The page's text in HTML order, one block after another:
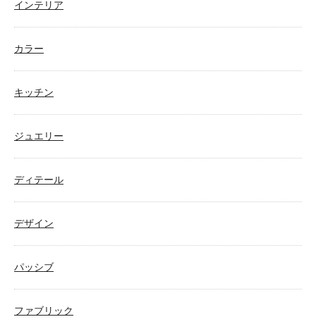
インテリア
カラー
キッチン
ジュエリー
ディテール
デザイン
パッシブ
ファブリック